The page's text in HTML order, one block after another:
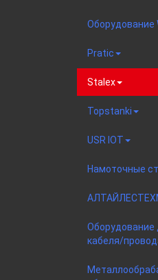
Оборудование
Pratic
Stalex
Topstanki
USR IOT
Намоточные
Оборудование
кабеля/